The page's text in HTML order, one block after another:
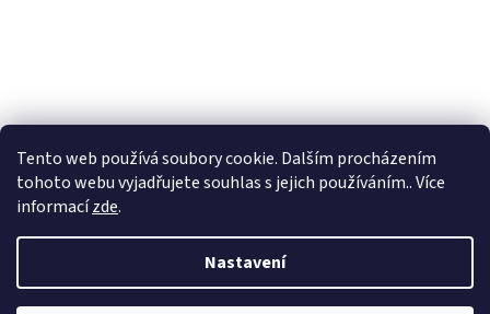
Tento web používá soubory cookie. Dalším procházením
tohoto webu vyjadřujete souhlas s jejich používáním.. Více
informacízde.
Nastavení
Vytvořil Shoptet